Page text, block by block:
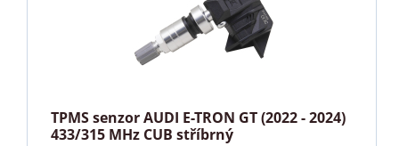
TPMS senzor AUDI E-TRON GT (2022 - 2024)
433/315 MHz CUB stříbrný